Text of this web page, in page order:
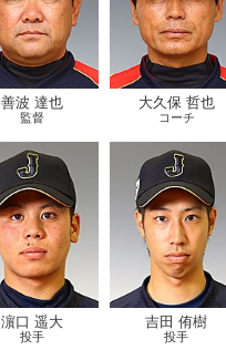
善波 達也
監督
大久保 哲也
コーチ
濵口 遥大
投手
吉田 侑樹
投手